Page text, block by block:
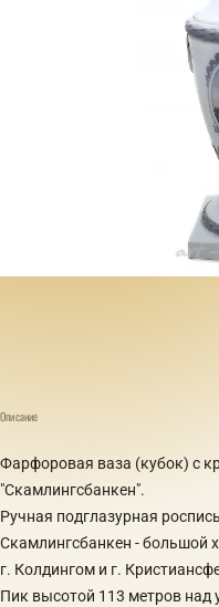
Описание
Фарфоровая ваза (кубок) с
"Скамлингсбанкен".
Ручная подглазурная
Скамлингсбанкен - большой
г. Колдингом и г.
Пик высотой 113 метров над